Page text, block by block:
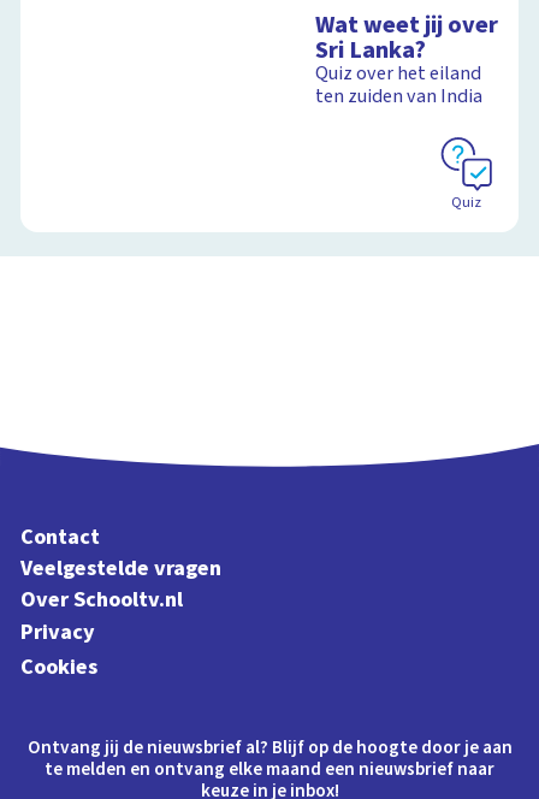
Wat weet jij over
Sri Lanka?
Quiz over het eiland
ten zuiden van India
Quiz
Contact
Veelgestelde vragen
Over Schooltv.nl
Privacy
Cookies
Ontvang jij de nieuwsbrief al? Blijf op de hoogte door je aan
te melden en ontvang elke maand een nieuwsbrief naar
keuze in je inbox!